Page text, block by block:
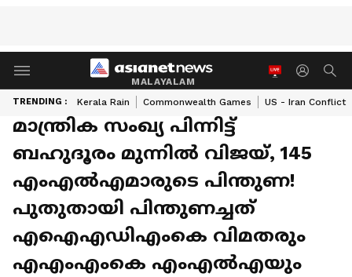
MALAYALAM
TRENDING : Kerala Rain Commonwealth Games US - Iran Conflict
മാന്ത്രിക സംഖ്യ പിന്നിട്ട്
ബഹുദൂരം മുന്നിൽ വിജയ്, 145
എംഎൽഎമാരുടെ പിന്തുണ!
പുതുതായി പിന്തുണച്ചത്
എഐഎഡിഎംകെ വിമതരും
എഎംഎംകെ എംഎൽഎയും